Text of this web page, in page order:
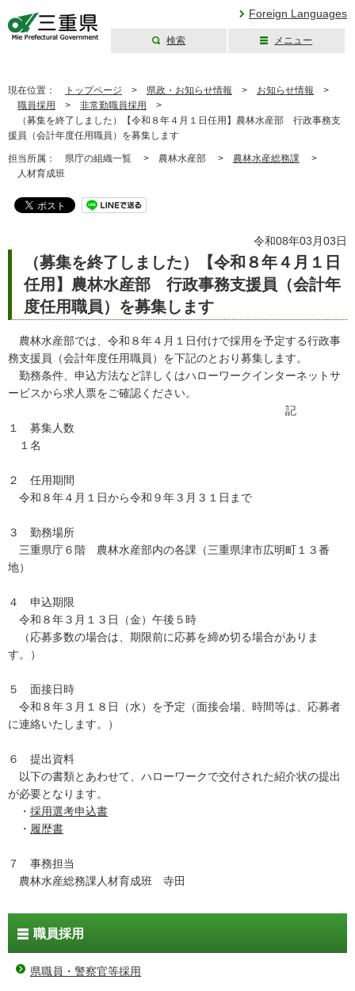
Foreign Languages
検索 メニュー
現在位置： トップページ > 県政・お知らせ情報 > お知らせ情報 >
職員採用
> 非常勤職員採用
>
（募集を終了しました）【令和８年４月１日任用】農林水産部 行政事務支
援員（会計年度任用職員）を募集します
担当所属： 県庁の組織一覧 > 農林水産部 > 農林水産総務課 >
人材育成班
令和08年03月03日
（募集を終了しました）【令和８年４月１日
任用】農林水産部 行政事務支援員（会計年
度任用職員）を募集します
農林水産部では、令和８年４月１日付けで採用を予定する行政事
務支援員（会計年度任用職員）を下記のとおり募集します。
勤務条件、申込方法など詳しくはハローワークインターネットサ
ービスから求人票をご確認ください。
記
１ 募集人数
１名
２ 任用期間
令和８年４月１日から令和９年３月３１日まで
３ 勤務場所
三重県庁６階 農林水産部内の各課（三重県津市広明町１３番
地）
４ 申込期限
令和８年３月１３日（金）午後５時
（応募多数の場合は、期限前に応募を締め切る場合がありま
す。）
５ 面接日時
令和８年３月１８日（水）を予定（面接会場、時間等は、応募者
に連絡いたします。）
６ 提出資料
以下の書類とあわせて、ハローワークで交付された紹介状の提出
が必要となります。
・ 採用選考申込書
・ 履歴書
７ 事務担当
農林水産総務課人材育成班 寺田
職員採用
県職員・警察官等採用